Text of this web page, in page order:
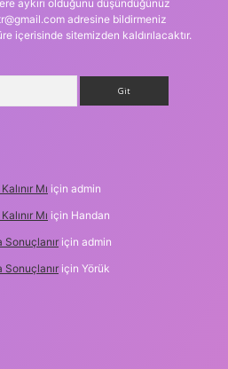
aykırı olduğunu düşündüğünüz
adresine bildirmeniz
içerisinde sitemizden kaldırılacaktır.
Mı için admin
Mı için Handan
Sonuçlanır için admin
Sonuçlanır için Yörük